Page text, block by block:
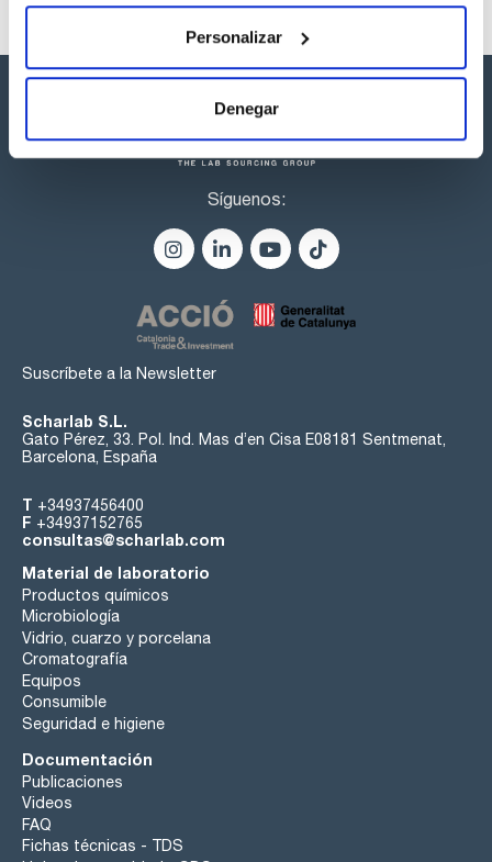
Personalizar
Denegar
Síguenos:
Suscríbete a la Newsletter
Scharlab S.L.
Gato Pérez, 33. Pol. Ind. Mas d’en Cisa E08181 Sentmenat,
Barcelona, España
T +34937456400
F +34937152765
consultas@scharlab.com
Material de laboratorio
Productos químicos
Microbiología
Vidrio, cuarzo y porcelana
Cromatografía
Equipos
Consumible
Seguridad e higiene
Documentación
Publicaciones
Videos
FAQ
Fichas técnicas - TDS